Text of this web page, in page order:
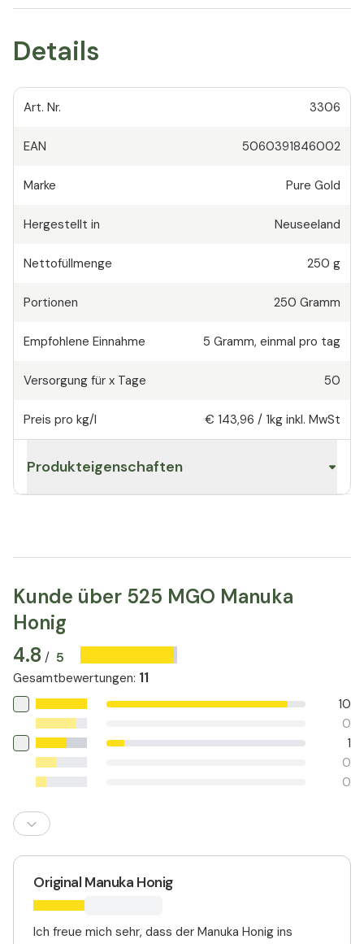
Details
Art. Nr. 3306
EAN 5060391846002
Marke Pure Gold
Hergestellt in Neuseeland
Nettofüllmenge 250 g
Portionen 250 Gramm
Empfohlene Einnahme 5 Gramm, einmal pro tag
Versorgung für x Tage 50
Preis pro kg/l € 143,96 / 1kg inkl. MwSt
Produkteigenschaften
Kunde über 525 MGO Manuka
Honig
4.8 / 5
Gesamtbewertungen: 11
10
0
1
0
0
Original Manuka Honig
Ich freue mich sehr, dass der Manuka Honig ins